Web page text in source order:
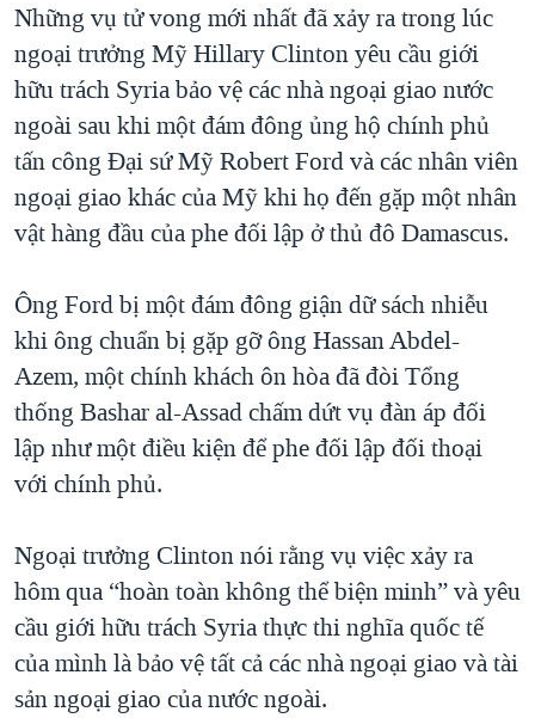
Những vụ tử vong mới nhất đã xảy ra trong lúc
ngoại trưởng Mỹ Hillary Clinton yêu cầu giới
hữu trách Syria bảo vệ các nhà ngoại giao nước
ngoài sau khi một đám đông ủng hộ chính phủ
tấn công Đại sứ Mỹ Robert Ford và các nhân viên
ngoại giao khác của Mỹ khi họ đến gặp một nhân
vật hàng đầu của phe đối lập ở thủ đô Damascus.
Ông Ford bị một đám đông giận dữ sách nhiễu
khi ông chuẩn bị gặp gỡ ông Hassan Abdel-
Azem, một chính khách ôn hòa đã đòi Tổng
thống Bashar al-Assad chấm dứt vụ đàn áp đối
lập như một điều kiện để phe đối lập đối thoại
với chính phủ.
Ngoại trưởng Clinton nói rằng vụ việc xảy ra
hôm qua “hoàn toàn không thể biện minh” và yêu
cầu giới hữu trách Syria thực thi nghĩa quốc tế
của mình là bảo vệ tất cả các nhà ngoại giao và tài
sản ngoại giao của nước ngoài.